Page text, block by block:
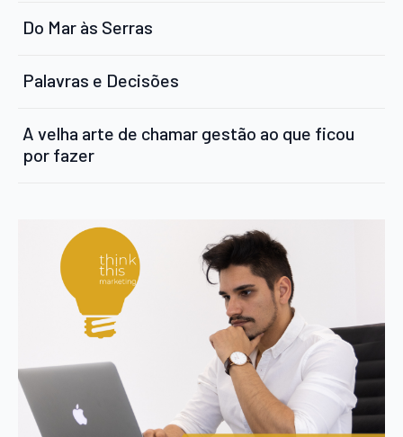
Do Mar às Serras
Palavras e Decisões
A velha arte de chamar gestão ao que ficou
por fazer